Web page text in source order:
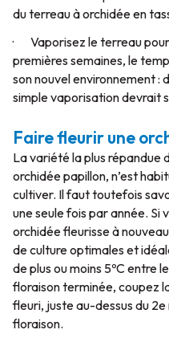
du terreau à orchidée en
· Vaporisez le terreau pour
premières semaines, le
son nouvel environnement :
simple vaporisation devrait
Faire fleurir une
La variété la plus répandue
orchidée papillon, n’est
cultiver. Il faut toutefois
une seule fois par année. Si
orchidée fleurisse à
de culture optimales et
de plus ou moins 5ºC entre
floraison terminée, coupez
fleuri, juste au-dessus du
floraison.